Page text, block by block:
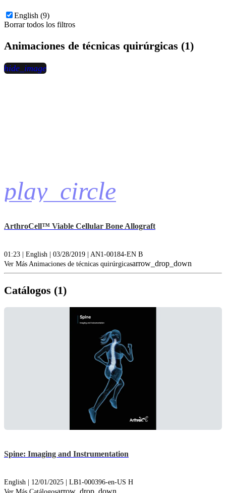
English (9)
Borrar todos los filtros
Animaciones de técnicas quirúrgicas (1)
play_circle
hide_image
ArthroCell™ Viable Cellular Bone Allograft
01:23 | English | 03/28/2019 | AN1-00184-EN B
Ver Más Animaciones de técnicas quirúrgicasarrow_drop_down
Catálogos (1)
Spine: Imaging and Instrumentation
English | 12/01/2025 | LB1-000396-en-US H
arrow_drop_down